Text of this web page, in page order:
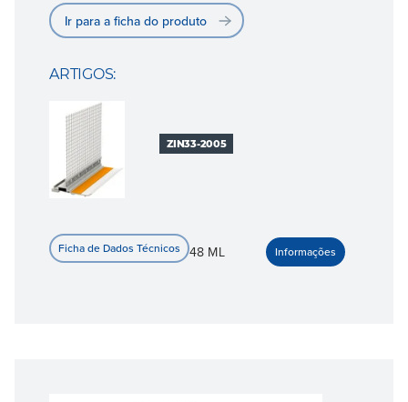
Ir para a ficha do produto
ARTIGOS:
ZIN33-2005
48 ML